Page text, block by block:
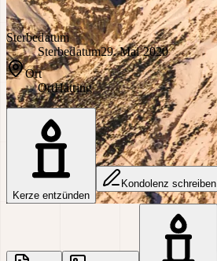
Sterbedatum
Sterbedatum29. Mai 2020
Ort
OrtHatting
Kerze entzünden
Kondolenz schreiben